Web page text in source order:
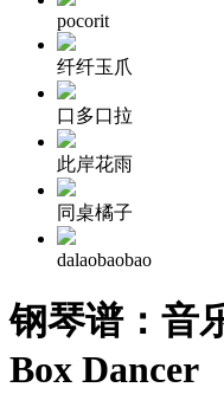
pocorit
纤纤玉爪
口多口拉
此岸花雨
同桌橘子
dalaobaobao
钢琴谱：音
Box Dancer